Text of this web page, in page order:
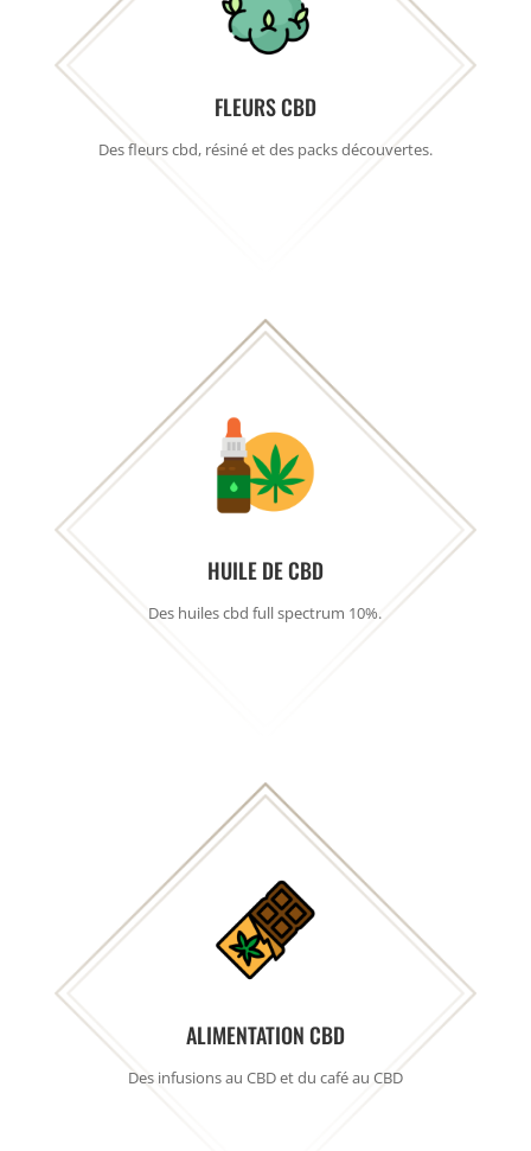
FLEURS CBD
Des fleurs cbd, résiné et des packs découvertes.
HUILE DE CBD
Des huiles cbd full spectrum 10%.
ALIMENTATION CBD
Des infusions au CBD et du café au CBD